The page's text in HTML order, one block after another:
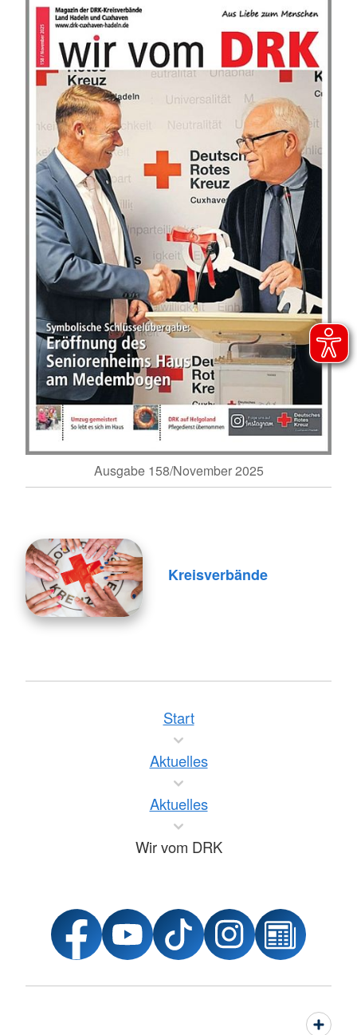
Ausgabe 158/November 2025
Kreisverbände
Start
Aktuelles
Aktuelles
Wir vom DRK